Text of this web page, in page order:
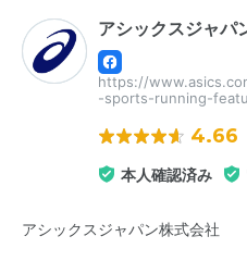
アシックスジャパ
https://
-sports-running-
4.66
本人確認済み
アシックスジャパン株式会社